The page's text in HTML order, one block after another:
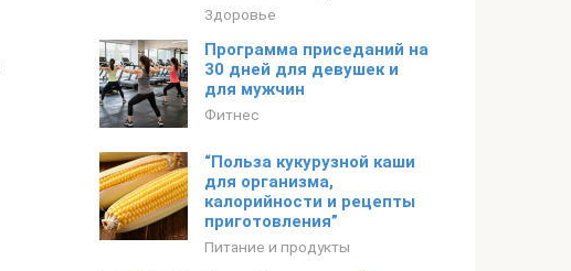
Здоровье
Программа приседаний на
30 дней для девушек и
для мужчин
Фитнес
“Польза кукурузной каши
для организма,
калорийности и рецепты
приготовления”
Питание и продукты